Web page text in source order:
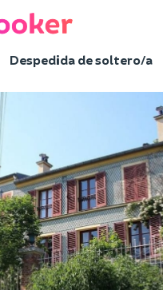
Despedida de soltero/a